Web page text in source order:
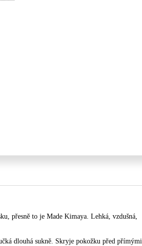
přesně to je Made Kimaya. Lehká, vzdušná,
dlouhá sukně. Skryje pokožku před přímými